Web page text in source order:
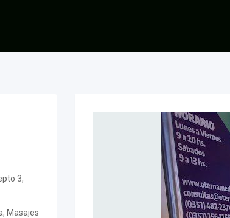
3,
Masajes